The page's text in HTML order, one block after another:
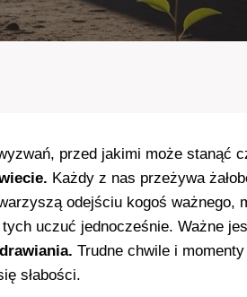
przed jakimi może stanąć
Każdy z nas przeżywa
odejściu kogoś ważnego,
uczuć jednocześnie. Ważne
Trudne chwile i
słabości.